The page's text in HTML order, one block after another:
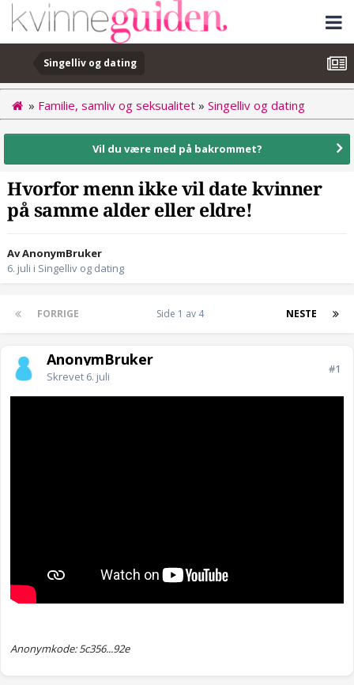
Singelliv og dating
» Familie, samliv og seksualitet » Singelliv og dating
Vil du være med på bakrommet?
Hvorfor menn ikke vil date kvinner
på samme alder eller eldre!
Av AnonymBruker
6. juli i Singelliv og dating
FORRIGE NESTE
Side 1 av 4
AnonymBruker
Skrevet 6. juli
#1
Anonymkode: 5c356...92e